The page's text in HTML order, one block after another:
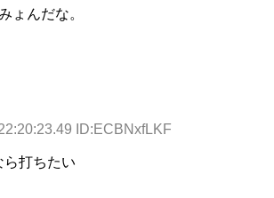
ょんだな。
ID:ECBNxfLKF
ら打ちたい